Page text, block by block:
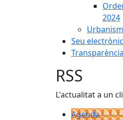
2024
Seu
Transparència
RSS
L'actualitat a un
Agenda